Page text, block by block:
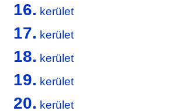
16. kerület
17. kerület
18. kerület
19. kerület
20. kerület